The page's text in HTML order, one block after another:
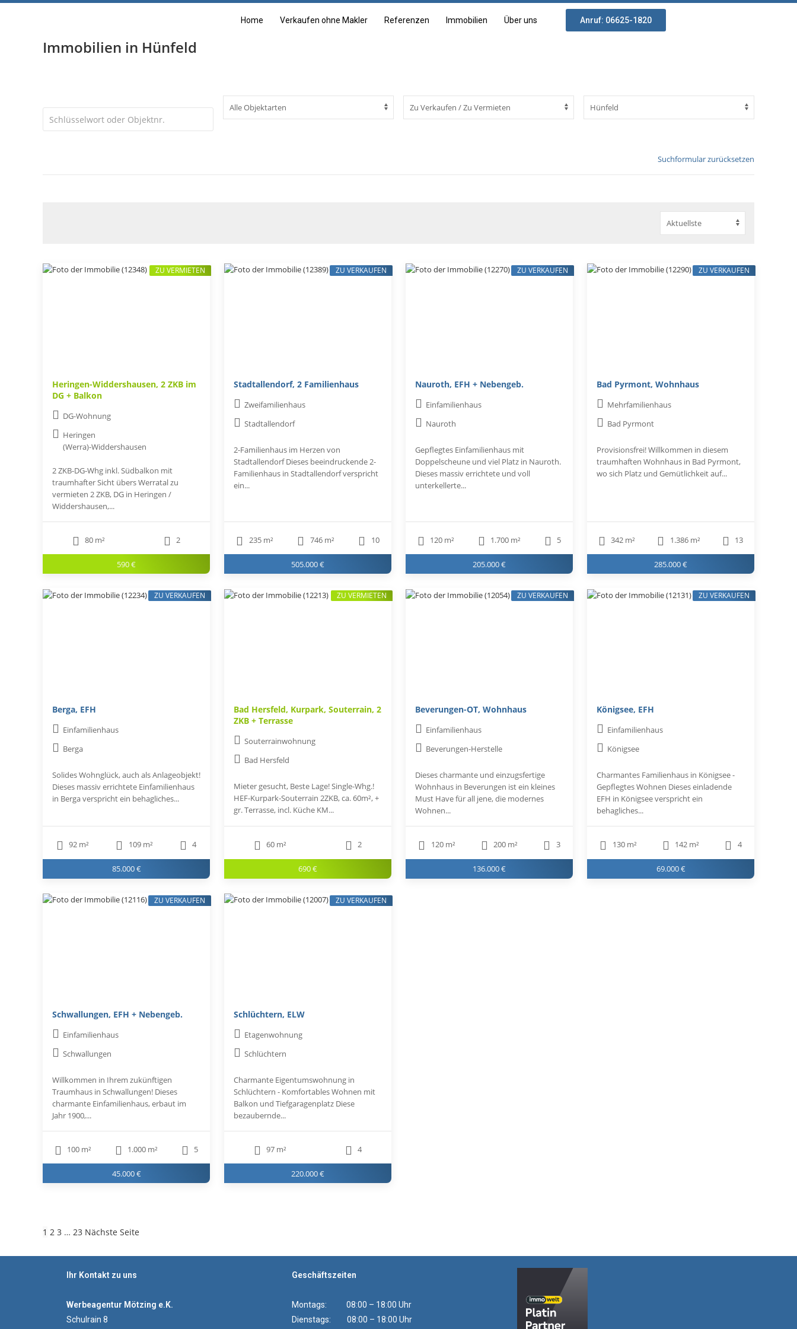
Home Verkaufen ohne Makler Referenzen Immobilien Über uns Anruf: 06625-1820
Immobilien in Hünfeld
Suchformular zurücksetzen
Heringen-Widdershausen, 2 ZKB im
DG + Balkon
DG-Wohnung
Heringen
(Werra)-Widdershausen
2 ZKB-DG-Whg inkl. Südbalkon mit
traumhafter Sicht übers Werratal zu
vermieten 2 ZKB, DG in Heringen /
Widdershausen,...
80 m² 2
590 €
ZU VERMIETEN
Stadtallendorf, 2 Familienhaus
Zweifamilienhaus
Stadtallendorf
2-Familienhaus im Herzen von
Stadtallendorf Dieses beeindruckende 2-
Familienhaus in Stadtallendorf verspricht
ein...
235 m² 746 m² 10
505.000 €
ZU VERKAUFEN
Nauroth, EFH + Nebengeb.
Einfamilienhaus
Nauroth
Gepflegtes Einfamilienhaus mit
Doppelscheune und viel Platz in Nauroth.
Dieses massiv errichtete und voll
unterkellerte...
120 m² 1.700 m² 5
205.000 €
ZU VERKAUFEN
Bad Pyrmont, Wohnhaus
Mehrfamilienhaus
Bad Pyrmont
Provisionsfrei! Willkommen in diesem
traumhaften Wohnhaus in Bad Pyrmont,
wo sich Platz und Gemütlichkeit auf...
342 m² 1.386 m² 13
285.000 €
ZU VERKAUFEN
Berga, EFH
Einfamilienhaus
Berga
Solides Wohnglück, auch als Anlageobjekt!
Dieses massiv errichtete Einfamilienhaus
in Berga verspricht ein behagliches...
92 m² 109 m² 4
85.000 €
ZU VERKAUFEN
Bad Hersfeld, Kurpark, Souterrain, 2
ZKB + Terrasse
Souterrainwohnung
Bad Hersfeld
Mieter gesucht, Beste Lage! Single-Whg.!
HEF-Kurpark-Souterrain 2ZKB, ca. 60m², +
gr. Terrasse, incl. Küche KM...
60 m² 2
690 €
ZU VERMIETEN
Beverungen-OT, Wohnhaus
Einfamilienhaus
Beverungen-Herstelle
Dieses charmante und einzugsfertige
Wohnhaus in Beverungen ist ein kleines
Must Have für all jene, die modernes
Wohnen...
120 m² 200 m² 3
136.000 €
ZU VERKAUFEN
Königsee, EFH
Einfamilienhaus
Königsee
Charmantes Familienhaus in Königsee -
Gepflegtes Wohnen Dieses einladende
EFH in Königsee verspricht ein
behagliches...
130 m² 142 m² 4
69.000 €
ZU VERKAUFEN
Schwallungen, EFH + Nebengeb.
Einfamilienhaus
Schwallungen
Willkommen in Ihrem zukünftigen
Traumhaus in Schwallungen! Dieses
charmante Einfamilienhaus, erbaut im
Jahr 1900,...
100 m² 1.000 m² 5
45.000 €
ZU VERKAUFEN
Schlüchtern, ELW
Etagenwohnung
Schlüchtern
Charmante Eigentumswohnung in
Schlüchtern - Komfortables Wohnen mit
Balkon und Tiefgaragenplatz Diese
bezaubernde...
97 m² 4
220.000 €
ZU VERKAUFEN
1 2 3 … 23 Nächste Seite
Ihr Kontakt zu uns
Werbeagentur Mötzing e.K.
Schulrain 8
Geschäftszeiten
Montags: 08:00 – 18:00 Uhr
Dienstags: 08:00 – 18:00 Uhr